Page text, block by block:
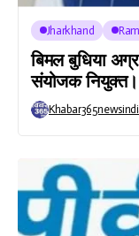
Jharkhand
बिमल बुधिया
संयोजक नियुक्त।